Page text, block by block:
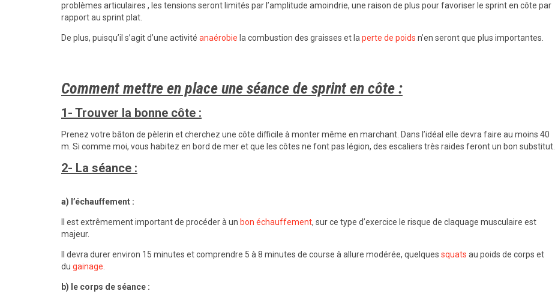
problèmes articulaires , les tensions seront limités par l’amplitude amoindrie, une raison de plus pour favoriser le sprint en côte par
rapport au sprint plat.
De plus, puisqu’il s’agit d’une activité anaérobie la combustion des graisses et la perte de poids n’en seront que plus importantes.
Comment mettre en place une séance de sprint en côte :
1- Trouver la bonne côte :
Prenez votre bâton de pèlerin et cherchez une côte difficile à monter même en marchant. Dans l’idéal elle devra faire au moins 40
m. Si comme moi, vous habitez en bord de mer et que les côtes ne font pas légion, des escaliers très raides feront un bon substitut.
2- La séance :
a) l’échauffement :
Il est extrêmement important de procéder à un bon échauffement, sur ce type d’exercice le risque de claquage musculaire est
majeur.
Il devra durer environ 15 minutes et comprendre 5 à 8 minutes de course à allure modérée, quelques squats au poids de corps et
du gainage.
b) le corps de séance :